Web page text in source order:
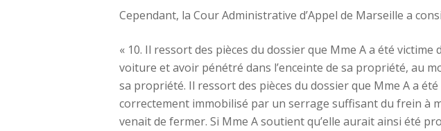
Cependant, la Cour Administrative d’Appel de Marseille a
« 10. Il ressort des pièces du dossier que Mme A a été
voiture et avoir pénétré dans l’enceinte de sa propriété, au
sa propriété. Il ressort des pièces du dossier que Mme A a
correctement immobilisé par un serrage suffisant du frein à
venait de fermer. Si Mme A soutient qu’elle aurait ainsi été